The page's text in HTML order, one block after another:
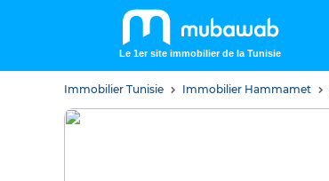
Le 1er site immobilier de la Tunisie
Immobilier Tunisie Immobilier Hammamet